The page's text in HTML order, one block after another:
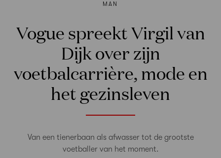
MAN
Vogue spreekt Virgil van
Dijk over zijn
voetbalcarrière, mode en
het gezinsleven
Van een tienerbaan als afwasser tot de grootste
voetballer van het moment.